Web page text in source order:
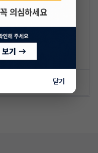
닫기